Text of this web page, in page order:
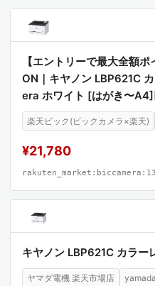
【エントリーで最大全額
ON｜キヤノン LBP621C
era ホワイト [はがき〜
楽天ビック(ビックカメラ×楽天)
¥21,780
キヤノン LBP621C カラ
ヤマダ電機 楽天市場店